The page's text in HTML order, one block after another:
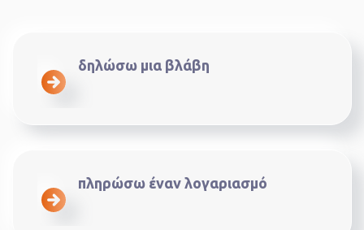
δηλώσω μια βλάβη
πληρώσω έναν λογαριασμό